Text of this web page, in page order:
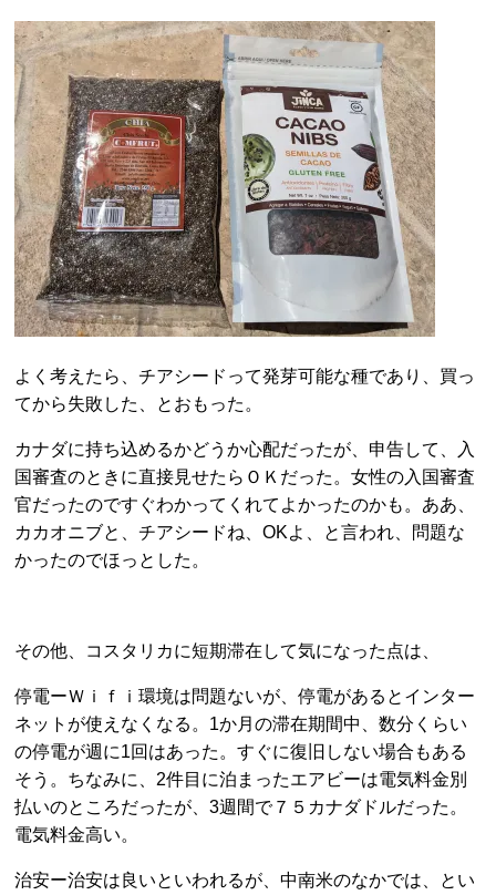
よく考えたら、チアシードって発芽可能な種であり、買っ
てから失敗した、とおもった。
カナダに持ち込めるかどうか心配だったが、申告して、入
国審査のときに直接見せたらＯＫだった。女性の入国審査
官だったのですぐわかってくれてよかったのかも。ああ、
カカオニブと、チアシードね、OKよ、と言われ、問題な
かったのでほっとした。
その他、コスタリカに短期滞在して気になった点は、
停電ーＷｉｆｉ環境は問題ないが、停電があるとインター
ネットが使えなくなる。1か月の滞在期間中、数分くらい
の停電が週に1回はあった。すぐに復旧しない場合もある
そう。ちなみに、2件目に泊まったエアビーは電気料金別
払いのところだったが、3週間で７５カナダドルだった。
電気料金高い。
治安ー治安は良いといわれるが、中南米のなかでは、とい